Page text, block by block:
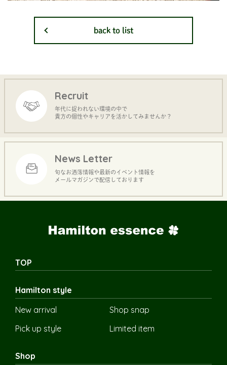
back to list
Recruit
年代に捉われない環境の中で
貴方の個性やキャリアを活かしてみませんか？
News Letter
旬なお洒落情報や最新のイベント情報を
メールマガジンで配信しております
TOP
Hamilton style
New arrival
Shop snap
Pick up style
Limited item
Shop